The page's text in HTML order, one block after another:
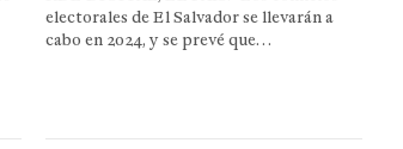
electorales de El Salvador se llevarán a
cabo en 2024, y se prevé que…